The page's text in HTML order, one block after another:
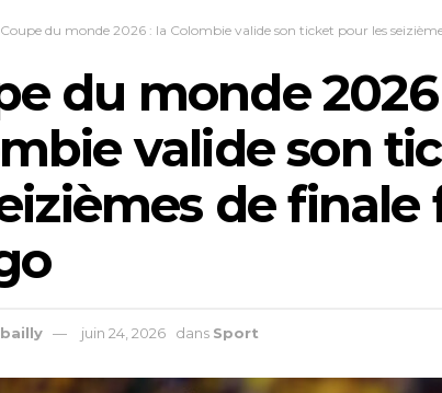
Coupe du monde 2026 : la Colombie valide son ticket pour les
du monde
valide son
de finale
juin 24, 2026 dans Sport